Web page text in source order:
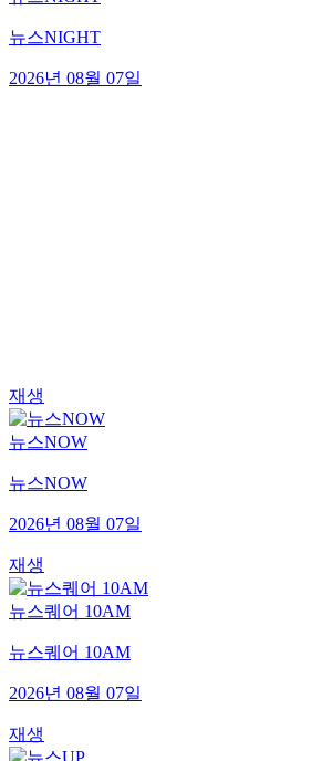
뉴스NIGHT
2026년 08월 07일
재생
뉴스NOW
뉴스NOW
2026년 08월 07일
재생
뉴스퀘어 10AM
뉴스퀘어 10AM
2026년 08월 07일
재생